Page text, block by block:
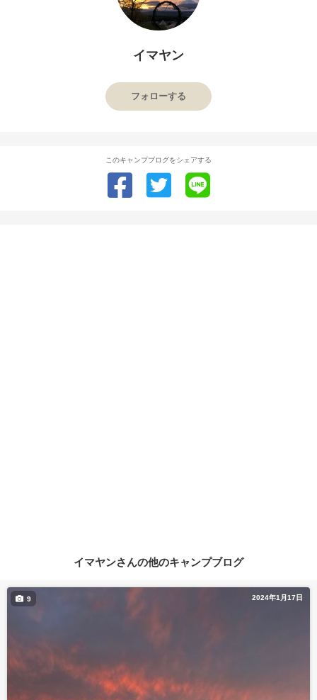
イマヤン
フォローする
このキャンプブログをシェアする
イマヤンさんの他のキャンプブログ
2024年1月17日
9